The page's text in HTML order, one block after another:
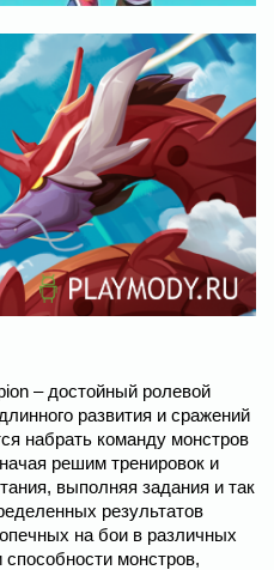
– достойный ролевой
развития и сражений
набрать команду монстров
решим тренировок и
выполняя задания и так
результатов
на бои в различных
монстров,